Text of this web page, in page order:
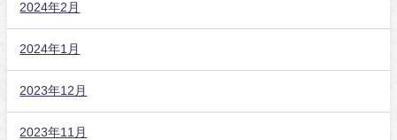
2024年2月
2024年1月
2023年12月
2023年11月